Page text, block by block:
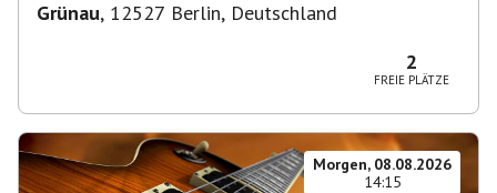
Grünau, 12527 Berlin, Deutschland
2
FREIE PLÄTZE
Morgen, 08.08.2026
14:15